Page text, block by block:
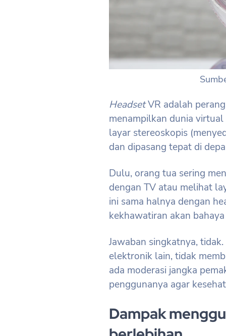
HeadsetVR adalah
menampilkan dunia
layar stereoskopis
dan dipasang tepat di
Dulu, orang tua sering
dengan TV atau melihat
ini sama halnya dengan
kekhawatiran akan
Jawaban singkatnya,
elektronik lain, tidak
ada moderasi jangka
penggunanya agar
Dampak